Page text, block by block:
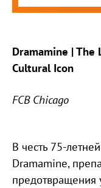
Dramamine | The
Cultural Icon
FCB Chicago
В честь 75-
Dramamine,
предотвращения